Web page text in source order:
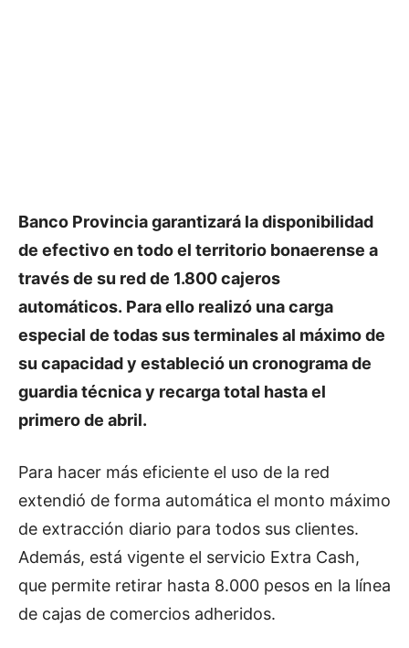
Banco Provincia garantizará la disponibilidad
de efectivo en todo el territorio bonaerense a
través de su red de 1.800 cajeros
automáticos. Para ello realizó una carga
especial de todas sus terminales al máximo de
su capacidad y estableció un cronograma de
guardia técnica y recarga total hasta el
primero de abril.
Para hacer más eficiente el uso de la red
extendió de forma automática el monto máximo
de extracción diario para todos sus clientes.
Además, está vigente el servicio Extra Cash,
que permite retirar hasta 8.000 pesos en la línea
de cajas de comercios adheridos.